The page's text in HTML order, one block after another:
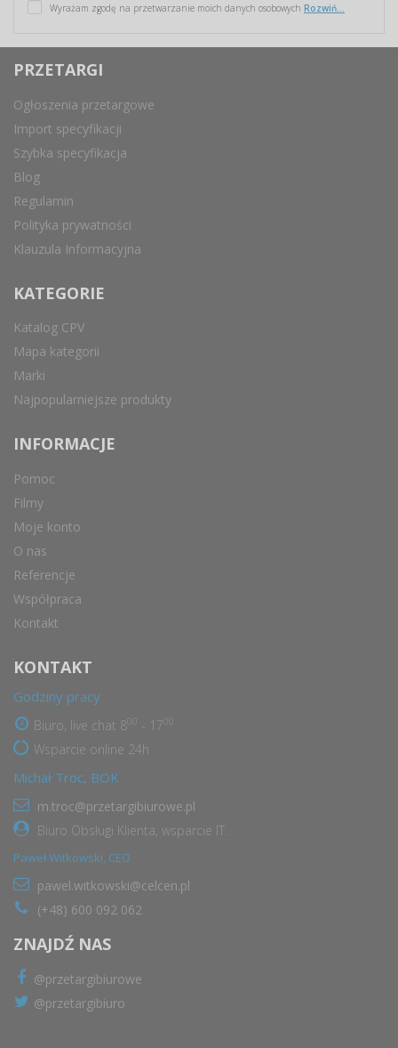
Wyrażam zgodę na przetwarzanie moich danych osobowych Rozwiń...
PRZETARGI
Ogłoszenia przetargowe
Import specyfikacji
Szybka specyfikacja
Blog
Regulamin
Polityka prywatności
Klauzula Informacyjna
KATEGORIE
Katalog CPV
Mapa kategorii
Marki
Najpopularniejsze produkty
INFORMACJE
Pomoc
Filmy
Moje konto
O nas
Referencje
Współpraca
Kontakt
KONTAKT
Godziny pracy
Biuro, live chat 8 - 17
Wsparcie online 24h
Michał Troc, BOK
m.troc@przetargibiurowe.pl
Biuro Obsługi Klienta, wsparcie IT.
Paweł Witkowski, CEO
pawel.witkowski@celcen.pl
(+48) 600 092 062
ZNAJDŹ NAS
@przetargibiurowe
@przetargibiuro